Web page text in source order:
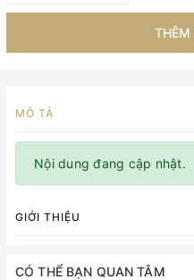
THÊM
MÔ TẢ
Nội dung đang cập nhật.
GIỚI THIỆU
CÓ THỂ BẠN QUAN TÂM